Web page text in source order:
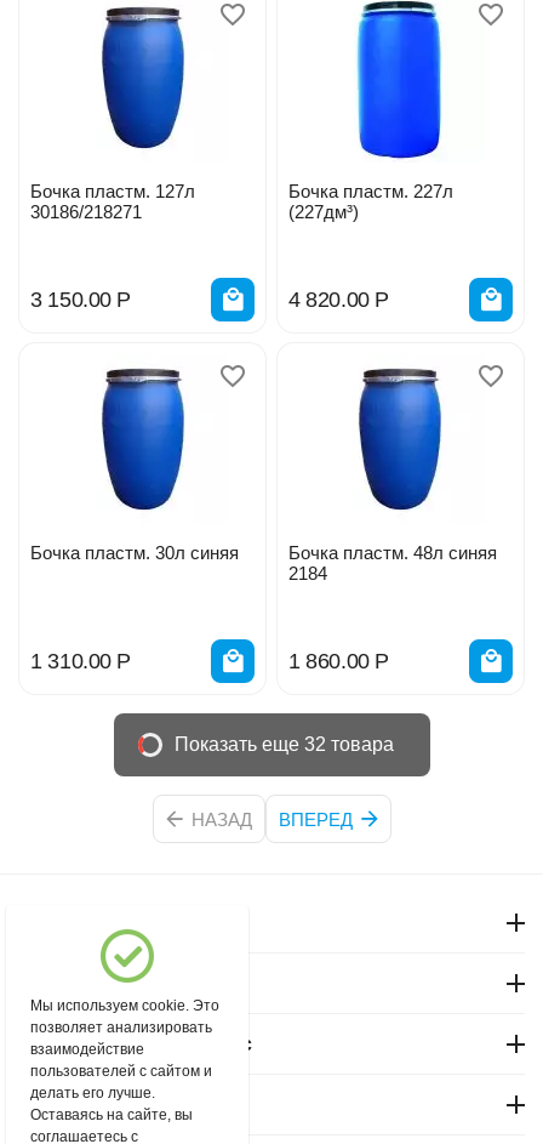
Бочка пластм. 127л
30186/218271
3 150.00 Р
Бочка пластм. 227л
(227дм³)
4 820.00 Р
Бочка пластм. 30л синяя
1 310.00 Р
Бочка пластм. 48л синяя
2184
1 860.00 Р
Показать еще 32 товара
НАЗАД ВПЕРЕД
Магазин "Северный"
Покупательский сервис
Контакты
Мы используем cookie. Это
позволяет анализировать
взаимодействие
пользователей с сайтом и
делать его лучше.
Оставаясь на сайте, вы
соглашаетесь с